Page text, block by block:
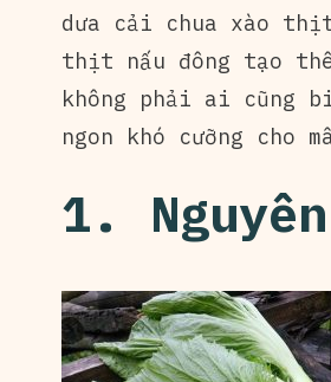
dưa cải chua xào
thịt nấu đông tạo
không phải ai cũng
ngon khó cưỡng cho
1.